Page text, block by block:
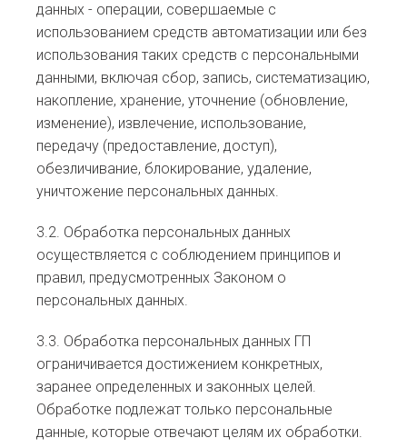
данных - операции, совершаемые с
использованием средств автоматизации или без
использования таких средств с персональными
данными, включая сбор, запись, систематизацию,
накопление, хранение, уточнение (обновление,
изменение), извлечение, использование,
передачу (предоставление, доступ),
обезличивание, блокирование, удаление,
уничтожение персональных данных.
3.2. Обработка персональных данных
осуществляется с соблюдением принципов и
правил, предусмотренных Законом о
персональных данных.
3.3. Обработка персональных данных ГП
ограничивается достижением конкретных,
заранее определенных и законных целей.
Обработке подлежат только персональные
данные, которые отвечают целям их обработки.